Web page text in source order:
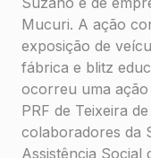
Mucuri. A ação
exposição de
fábrica e blitz
ocorreu uma
PRF de Teixeira
colaboradores da
Assistência Social